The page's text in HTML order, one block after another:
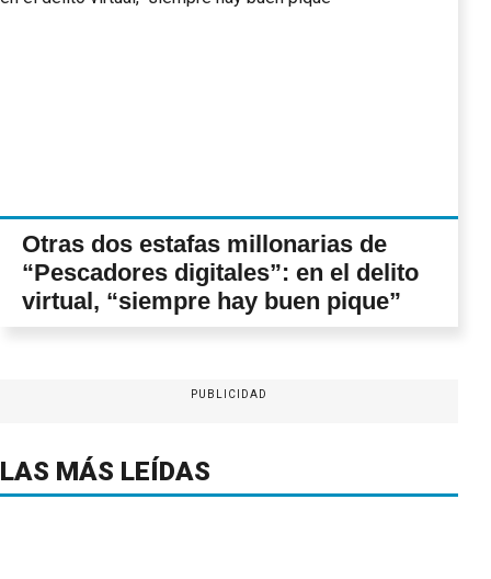
Otras dos estafas millonarias de
“Pescadores digitales”: en el delito
virtual, “siempre hay buen pique”
PUBLICIDAD
LAS MÁS LEÍDAS